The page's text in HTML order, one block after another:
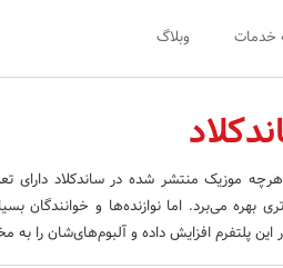
خدمات وبلاگ
هرچه موزیک منتشر شده در ساندکلاد دارای
بهره می‌برد. اما نوازنده‌ها و خوانندگان
پلتفرم افزایش داده و آلبوم‌های‌شان را به